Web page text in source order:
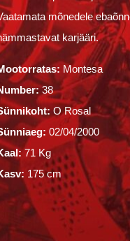
mõnedele
karjääri.
Montesa
38
O Rosal
02/04/2000
71 Kg
175 cm